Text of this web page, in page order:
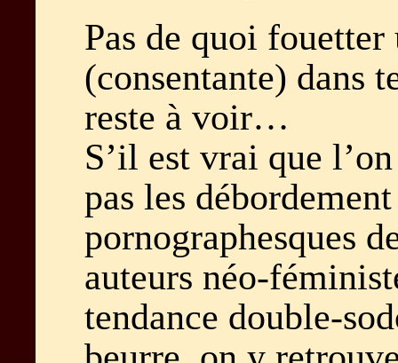
Pas de quoi fouetter
(consentante) dans
reste à voir…
S’il est vrai que
pas les débordement
pornographesques
auteurs néo-
tendance double-